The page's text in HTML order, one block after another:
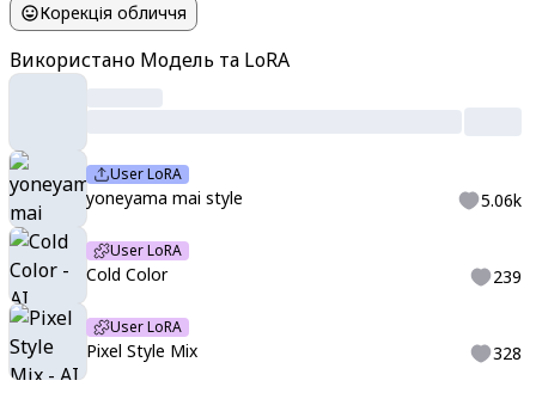
Корекція обличчя
Використано Модель та LoRA
User LoRA
yoneyama mai style 5.06k
User LoRA
Cold Color 239
User LoRA
Pixel Style Mix 328